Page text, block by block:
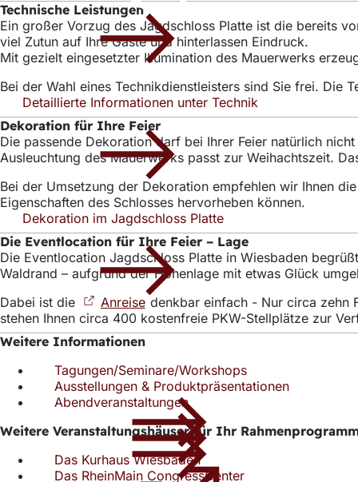
Technische Leistungen
Ein großer Vorzug des Jagdschloss Platte ist die bereits
viel Zutun auf Ihre Gäste und hinterlassen Eindruck.
Mit gezielt eingesetzter Illumination des Mauerwerks
Bei der Wahl eines Technikdienstleisters sind Sie frei. Die
Detaillierte Informationen unter Technik
Dekoration für Ihre Feier
Die passende Dekoration darf bei Ihrer Feier natürlich
Ausleuchtung des Mauerwerks passt zur Weihachtszeit.
Bei der Umsetzung der Dekoration empfehlen wir Ihnen
Eigenschaften des Schlosses hervorheben können.
Dekoration im Jagdschloss Platte
Die Eventlocation für Ihre Feier – Lage
Die Eventlocation Jagdschloss Platte in Wiesbaden
Waldrand – aufgrund der Höhenlage mit etwas Glück
Dabei ist die
Anreise(Öffnet
in
einem
neuen
Tab)
denkbar einfach - Nur circa zehn
stehen Ihnen circa 400 kostenfreie PKW-Stellplätze zur
Weitere Informationen
Tagungen/Seminare/Workshops
Ausstellungen & Produktpräsentationen
Abendveranstaltungen
Weitere Veranstaltungshäuser für Ihr
Das Kurhaus Wiesbaden(Öffnet
in
Das RheinMain CongressCenter